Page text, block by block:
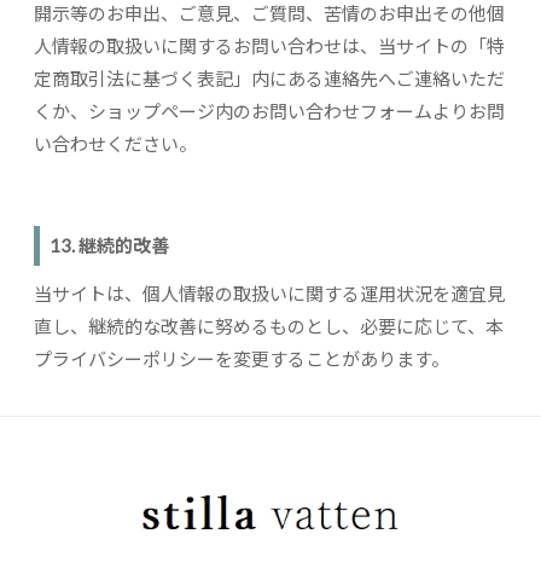
開示等のお申出、ご意見、ご質問、苦情のお申出その他個
人情報の取扱いに関するお問い合わせは、当サイトの「特
定商取引法に基づく表記」内にある連絡先へご連絡いただ
くか、ショップページ内のお問い合わせフォームよりお問
い合わせください。
13. 継続的改善
当サイトは、個人情報の取扱いに関する運用状況を適宜見
直し、継続的な改善に努めるものとし、必要に応じて、本
プライバシーポリシーを変更することがあります。